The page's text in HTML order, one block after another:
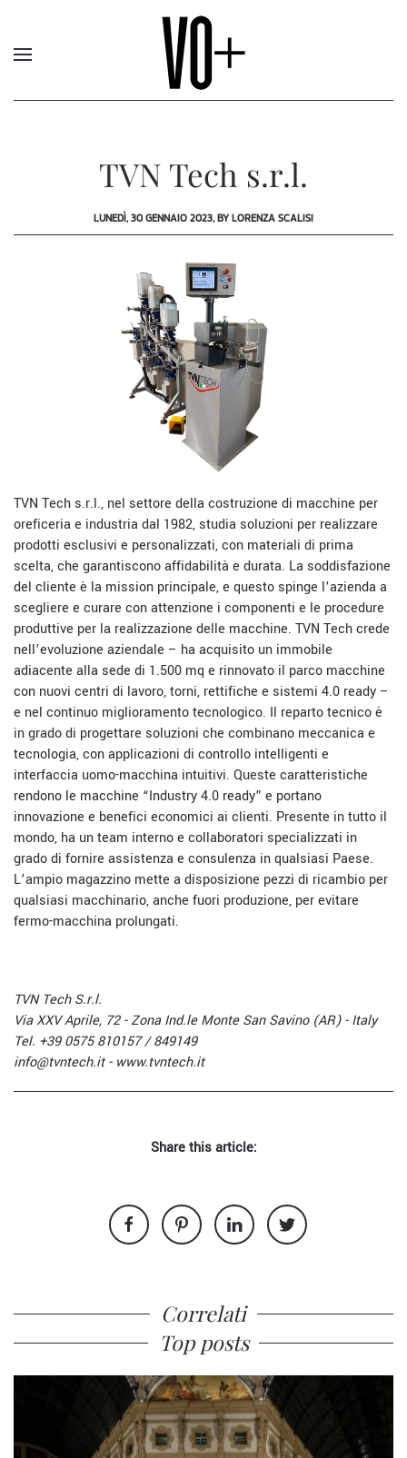
TVN Tech s.r.l.
LUNEDÌ, 30 GENNAIO 2023, BY LORENZA SCALISI
TVN Tech s.r.l., nel settore della costruzione di macchine per
oreficeria e industria dal 1982, studia soluzioni per realizzare
prodotti esclusivi e personalizzati, con materiali di prima
scelta, che garantiscono affidabilità e durata. La soddisfazione
del cliente è la mission principale, e questo spinge l’azienda a
scegliere e curare con attenzione i componenti e le procedure
produttive per la realizzazione delle macchine. TVN Tech crede
nell’evoluzione aziendale – ha acquisito un immobile
adiacente alla sede di 1.500 mq e rinnovato il parco macchine
con nuovi centri di lavoro, torni, rettifiche e sistemi 4.0 ready –
e nel continuo miglioramento tecnologico. Il reparto tecnico è
in grado di progettare soluzioni che combinano meccanica e
tecnologia, con applicazioni di controllo intelligenti e
interfaccia uomo-macchina intuitivi. Queste caratteristiche
rendono le macchine “Industry 4.0 ready” e portano
innovazione e benefici economici ai clienti. Presente in tutto il
mondo, ha un team interno e collaboratori specializzati in
grado di fornire assistenza e consulenza in qualsiasi Paese.
L’ampio magazzino mette a disposizione pezzi di ricambio per
qualsiasi macchinario, anche fuori produzione, per evitare
fermo-macchina prolungati.
TVN Tech S.r.l.
Via XXV Aprile, 72 - Zona Ind.le Monte San Savino (AR) - Italy
Tel. +39 0575 810157 / 849149
info@tvntech.it - www.tvntech.it
Share this article:
Correlati
Top posts